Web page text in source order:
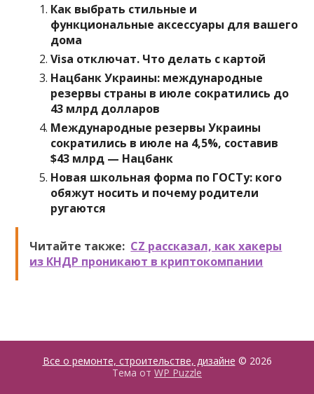
Как выбрать стильные и
функциональные аксессуары для вашего
дома
Visa отключат. Что делать с картой
Нацбанк Украины: международные
резервы страны в июле сократились до
43 млрд долларов
Международные резервы Украины
сократились в июле на 4,5%, составив
$43 млрд — Нацбанк
Новая школьная форма по ГОСТу: кого
обяжут носить и почему родители
ругаются
Читайте также: CZ рассказал, как хакеры
из КНДР проникают в криптокомпании
Все о ремонте, строительстве, дизайне © 2026
Тема от WP Puzzle